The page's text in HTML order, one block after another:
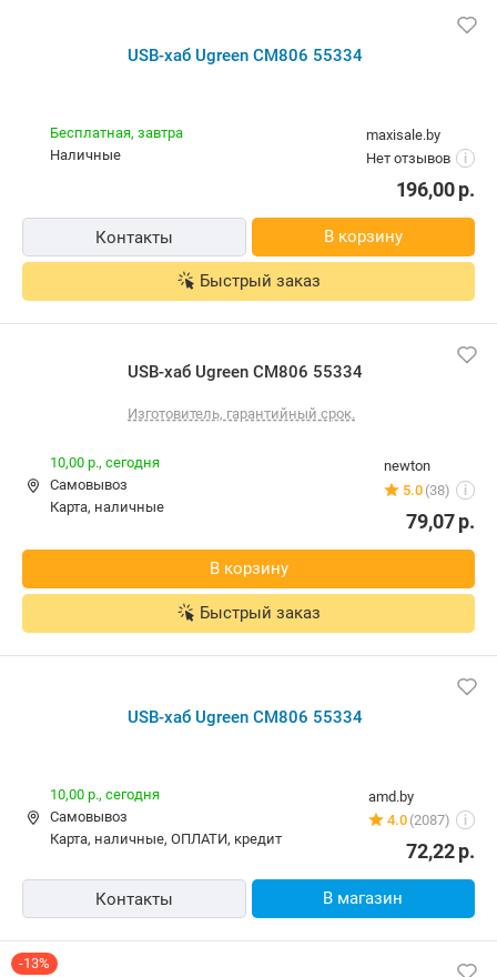
USB-хаб Ugreen CM806 55334
maxisale.by
Нет отзывов
i
Бесплатная, завтра
наличные
196,00р.
Контакты В корзину
Быстрый заказ
USB-хаб Ugreen CM806 55334
Изготовитель, гарантийный срок.
newton
5.0 (38) i
10,00 р., сегодня
Самовывоз
карта, наличные
79,07р.
В корзину
Быстрый заказ
USB-хаб Ugreen CM806 55334
amd.by
4.0 (2087) i
10,00 р., сегодня
Самовывоз
карта, наличные, ОПЛАТИ, кредит
72,22р.
Контакты В магазин
-13%